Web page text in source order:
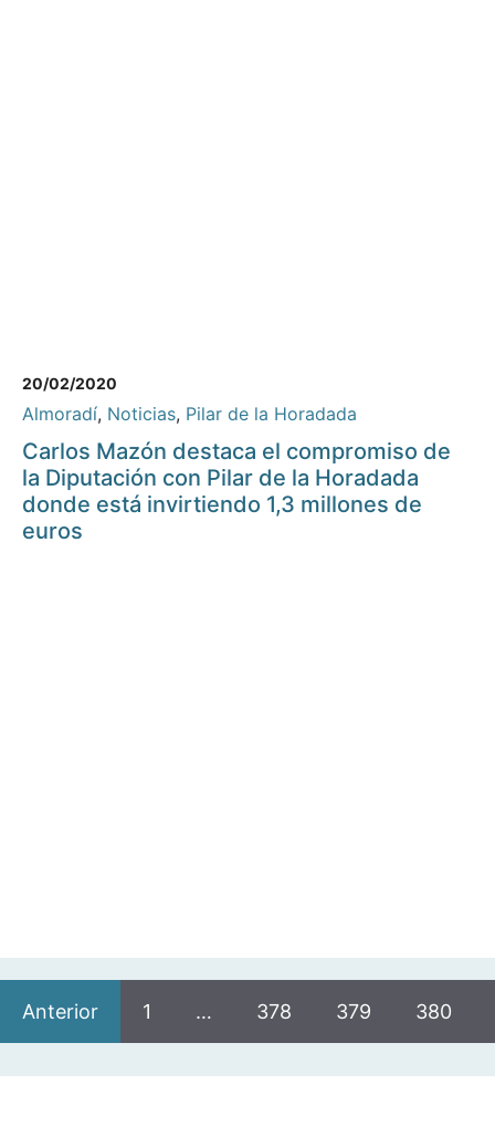
20/02/2020
Almoradí, Noticias, Pilar de la Horadada
Carlos Mazón destaca el compromiso de
la Diputación con Pilar de la Horadada
donde está invirtiendo 1,3 millones de
euros
Anterior 1 … 378 379 380